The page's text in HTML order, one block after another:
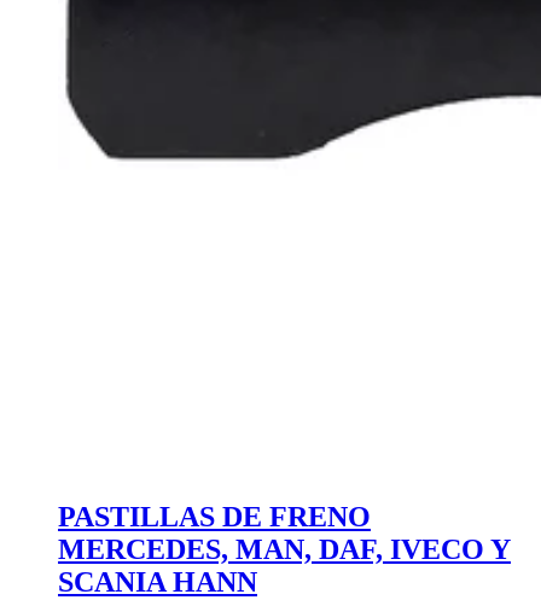
PASTILLAS DE FRENO
MERCEDES, MAN, DAF, IVECO Y
SCANIA HANN